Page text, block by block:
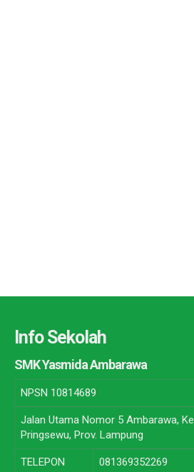
Info Sekolah
SMK Yasmida Ambarawa
NPSN 10814689
Jalan Utama Nomor 5 Ambarawa,
Pringsewu, Prov. Lampung
TELEPON 081369352269